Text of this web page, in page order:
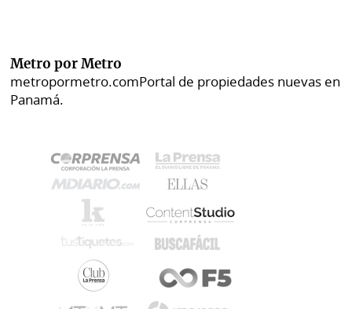
Metro por Metro
metropormetro.comPortal de propiedades nuevas en
Panamá.